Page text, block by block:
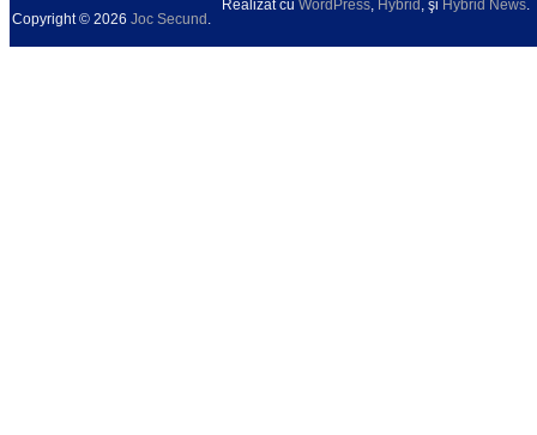
Copyright © 2026 Joc Secund .
Realizat cu WordPress, Hybrid , şi Hybrid News.